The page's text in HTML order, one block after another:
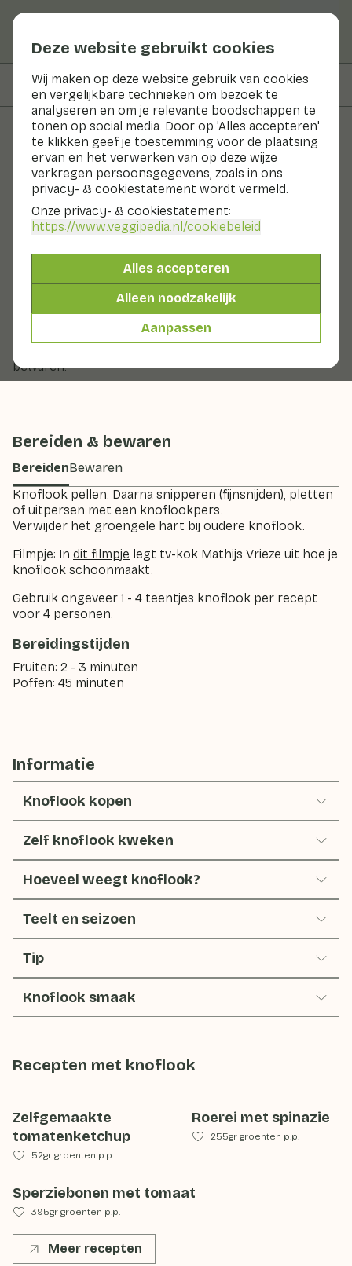
Deze website gebruikt cookies
Wij maken op deze website gebruik van cookies
en vergelijkbare technieken om bezoek te
analyseren en om je relevante boodschappen te
tonen op social media. Door op 'Alles accepteren'
te klikken geef je toestemming voor de plaatsing
ervan en het verwerken van op deze wijze
verkregen persoonsgegevens, zoals in ons
privacy- & cookiestatement wordt vermeld.
Onze privacy- & cookiestatement:
https://www.veggipedia.nl/cookiebeleid
Alles accepteren
Alleen noodzakelijk
Aanpassen
Op deze pagina Bereiden & bewaren
Groenten en fruit
Knoflook
Nu in seizoen Groenten Koel & donker
bekend vanwege zijn indringende aroma. Knoflook is
familie van de uien. Knoflook is rijk aan vluchtige
aromastoffen. Rauwe knoflook smaakt scherp. Door
knoflook te verhitten wordt de smaak aromatischer en
zoeter. Een knoflookbol kan tot 20 teentjes knoflook
bevatten. Knoflookbollen worden in hun geheel
bewaren.
Bereiden & bewaren
BereidenBewaren
Knoflook pellen. Daarna snipperen (fijnsnijden), pletten
of uitpersen met een knoflookpers.
Verwijder het groengele hart bij oudere knoflook.
Filmpje: In dit filmpje legt tv-kok Mathijs Vrieze uit hoe je
knoflook schoonmaakt.
Gebruik ongeveer 1 - 4 teentjes knoflook per recept
voor 4 personen.
Bereidingstijden
Fruiten: 2 - 3 minuten
Poffen: 45 minuten
Informatie
Knoflook kopen
Zelf knoflook kweken
Hoeveel weegt knoflook?
Teelt en seizoen
Tip
Knoflook smaak
Recepten met knoflook
Zelfgemaakte
tomatenketchup
52gr groenten p.p.
Roerei met spinazie
255gr groenten p.p.
Sperziebonen met tomaat
395gr groenten p.p.
Meer recepten